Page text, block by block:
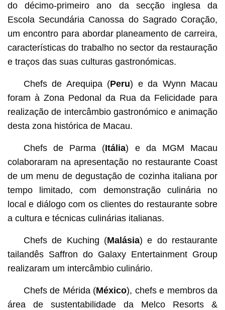
do décimo-primeiro ano da secção inglesa da
Escola Secundária Canossa do Sagrado Coração,
um encontro para abordar planeamento de carreira,
características do trabalho no sector da restauração
e traços das suas culturas gastronómicas.
Chefs de Arequipa (Peru) e da Wynn Macau
foram à Zona Pedonal da Rua da Felicidade para
realização de intercâmbio gastronómico e animação
desta zona histórica de Macau.
Chefs de Parma (Itália) e da MGM Macau
colaboraram na apresentação no restaurante Coast
de um menu de degustação de cozinha italiana por
tempo limitado, com demonstração culinária no
local e diálogo com os clientes do restaurante sobre
a cultura e técnicas culinárias italianas.
Chefs de Kuching (Malásia) e do restaurante
tailandês Saffron do Galaxy Entertainment Group
realizaram um intercâmbio culinário.
Chefs de Mérida (México), chefs e membros da
área de sustentabilidade da Melco Resorts &